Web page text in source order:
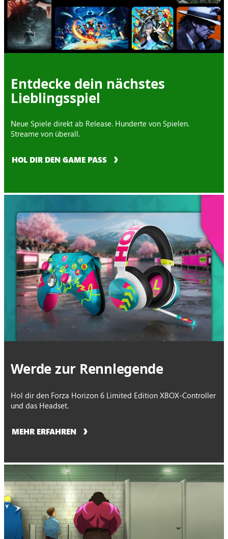
Entdecke dein nächstes
Lieblingsspiel
Neue Spiele direkt ab Release. Hunderte von Spielen.
Streame von überall.
HOL DIR DEN GAME PASS
Werde zur Rennlegende
Hol dir den Forza Horizon 6 Limited Edition XBOX-Controller
und das Headset.
MEHR ERFAHREN